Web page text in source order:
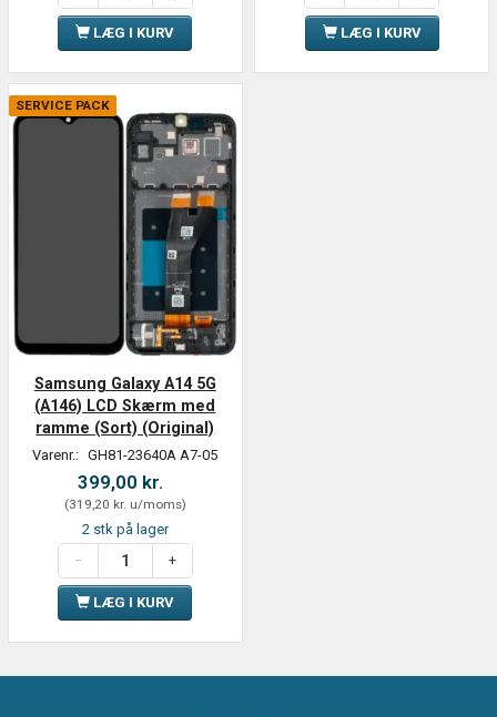
LÆG I KURV LÆG I KURV
SERVICE PACK
Samsung Galaxy A14 5G
(A146) LCD Skærm med
ramme (Sort) (Original)
Varenr.: GH81-23640A A7-05
399,00 kr.
(319,20 kr. u/moms)
2 stk på lager
LÆG I KURV